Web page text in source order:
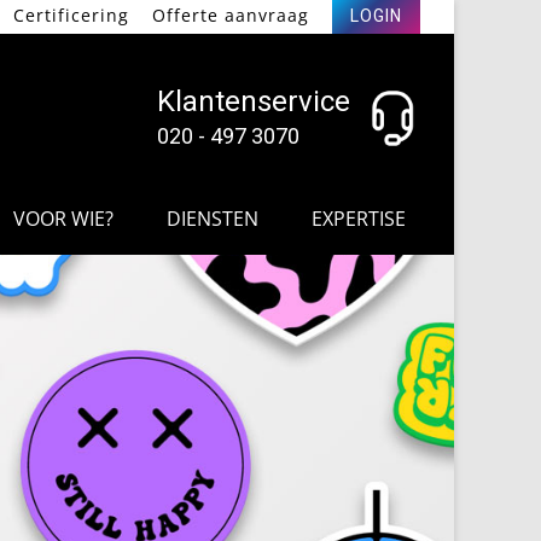
Certificering Offerte aanvraag LOGIN
Klantenservice
020 - 497 3070
VOOR WIE? DIENSTEN EXPERTISE